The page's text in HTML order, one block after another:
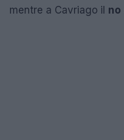
mentre a Cavriago il no